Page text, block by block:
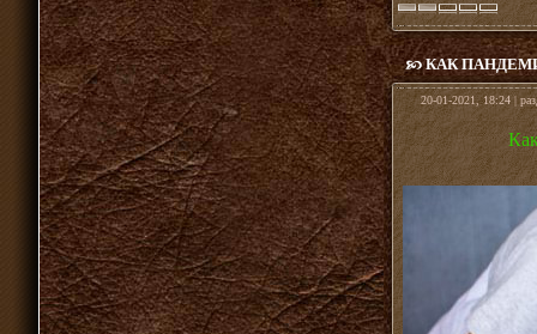
КАК
20-01-2021, 18:24 |